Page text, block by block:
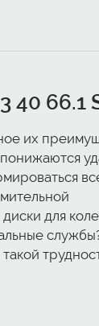
40 66.1
их
понижаются
для
такой